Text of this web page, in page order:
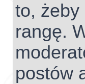
to, żeby
rangę.
postów